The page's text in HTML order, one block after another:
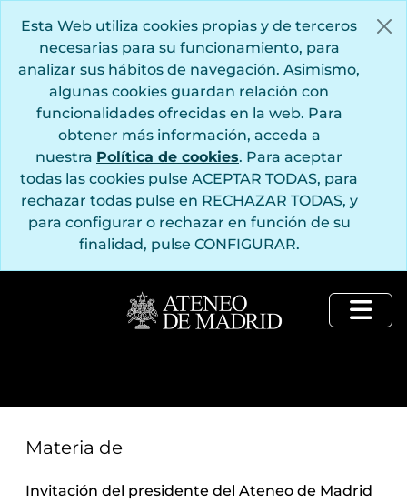
Esta Web utiliza cookies propias y de terceros
necesarias para su funcionamiento, para
analizar sus hábitos de navegación. Asimismo,
algunas cookies guardan relación con
funcionalidades ofrecidas en la web. Para
obtener más información, acceda a
nuestra Política de cookies. Para aceptar
todas las cookies pulse ACEPTAR TODAS, para
rechazar todas pulse en RECHAZAR TODAS, y
para configurar o rechazar en función de su
finalidad, pulse CONFIGURAR.
Materia de
Invitación del presidente del Ateneo de Madrid